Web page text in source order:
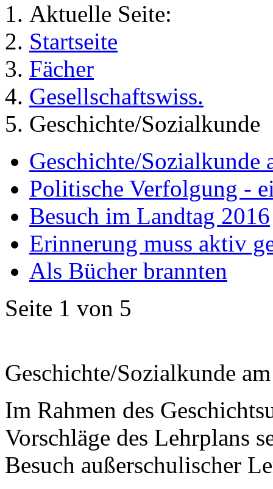
Aktuelle Seite:
Startseite
Fächer
Gesellschaftswiss.
Geschichte/Sozialkunde
Geschichte/Sozialkunde
Politische Verfolgung -
Besuch im Landtag 2016
Erinnerung muss aktiv
Als Bücher brannten
Seite 1 von 5
Geschichte/Sozialkunde
Im Rahmen des
Vorschläge des Lehrplans
Besuch außerschulischer